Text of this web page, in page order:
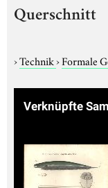
Querschnitt
›Technik›Formale
Verknüpfte